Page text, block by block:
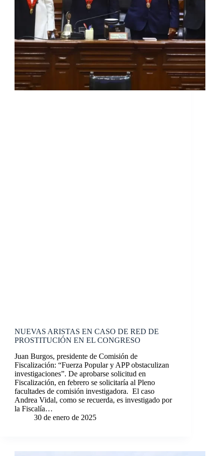
NUEVAS ARISTAS EN CASO DE RED DE
PROSTITUCIÓN EN EL CONGRESO
Juan Burgos, presidente de Comisión de
Fiscalización: “Fuerza Popular y APP obstaculizan
investigaciones”. De aprobarse solicitud en
Fiscalización, en febrero se solicitaría al Pleno
facultades de comisión investigadora. El caso
Andrea Vidal, como se recuerda, es investigado por
la Fiscalía…
30 de enero de 2025